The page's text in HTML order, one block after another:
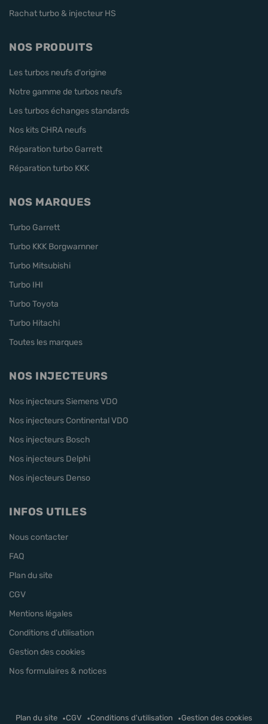
Rachat turbo & injecteur HS
NOS PRODUITS
Les turbos neufs d'origine
Notre gamme de turbos neufs
Les turbos échanges standards
Nos kits CHRA neufs
Réparation turbo Garrett
Réparation turbo KKK
NOS MARQUES
Turbo Garrett
Turbo KKK Borgwarnner
Turbo Mitsubishi
Turbo IHI
Turbo Toyota
Turbo Hitachi
Toutes les marques
NOS INJECTEURS
Nos injecteurs Siemens VDO
Nos injecteurs Continental VDO
Nos injecteurs Bosch
Nos injecteurs Delphi
Nos injecteurs Denso
INFOS UTILES
Nous contacter
FAQ
Plan du site
CGV
Mentions légales
Conditions d'utilisation
Gestion des cookies
Nos formulaires & notices
Plan du site CGV Conditions d'utilisation Gestion des cookies